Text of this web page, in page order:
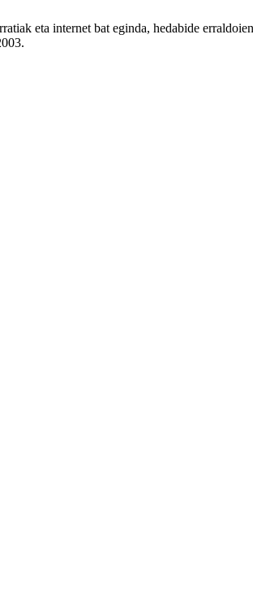
eta internet bat eginda, hedabide